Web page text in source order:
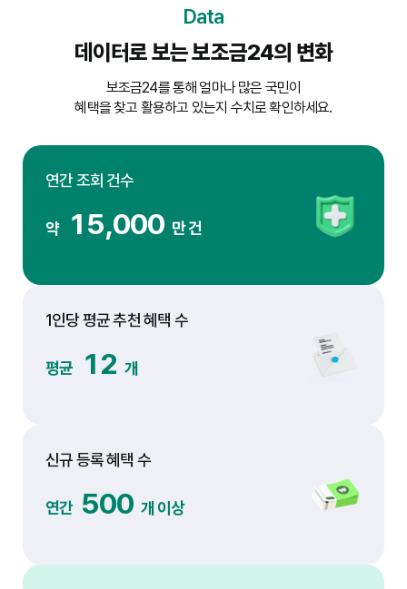
Data
데이터로 보는 보조금24의 변화
보조금24를 통해 얼마나 많은 국민이
혜택을 찾고 활용하고 있는지 수치로 확인하세요.
연간 조회 건수
약 15,000 만 건
1인당 평균 추천 혜택 수
평균 12 개
신규 등록 혜택 수
연간 500 개 이상